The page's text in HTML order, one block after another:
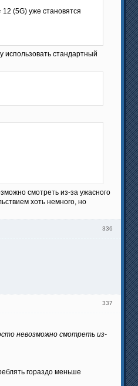
(5G) уже становятся
использовать стандартный
смотреть из-за ужасного
хоть немного, но
336
337
невозможно смотреть из-
гораздо меньше